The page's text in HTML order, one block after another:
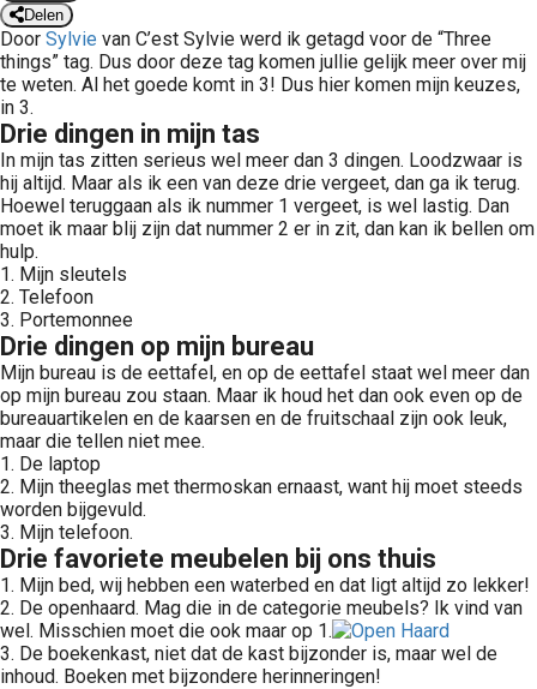
Delen
Door Sylvie van C’est Sylvie werd ik getagd voor de “Three
things” tag. Dus door deze tag komen jullie gelijk meer over mij
te weten. Al het goede komt in 3! Dus hier komen mijn keuzes,
in 3.
Drie dingen in mijn tas
In mijn tas zitten serieus wel meer dan 3 dingen. Loodzwaar is
hij altijd. Maar als ik een van deze drie vergeet, dan ga ik terug.
Hoewel teruggaan als ik nummer 1 vergeet, is wel lastig. Dan
moet ik maar blij zijn dat nummer 2 er in zit, dan kan ik bellen om
hulp.
1. Mijn sleutels
2. Telefoon
3. Portemonnee
Drie dingen op mijn bureau
Mijn bureau is de eettafel, en op de eettafel staat wel meer dan
op mijn bureau zou staan. Maar ik houd het dan ook even op de
bureauartikelen en de kaarsen en de fruitschaal zijn ook leuk,
maar die tellen niet mee.
1. De laptop
2. Mijn theeglas met thermoskan ernaast, want hij moet steeds
worden bijgevuld.
3. Mijn telefoon.
Drie favoriete meubelen bij ons thuis
1. Mijn bed, wij hebben een waterbed en dat ligt altijd zo lekker!
2. De openhaard. Mag die in de categorie meubels? Ik vind van
wel. Misschien moet die ook maar op 1.
3. De boekenkast, niet dat de kast bijzonder is, maar wel de
inhoud. Boeken met bijzondere herinneringen!